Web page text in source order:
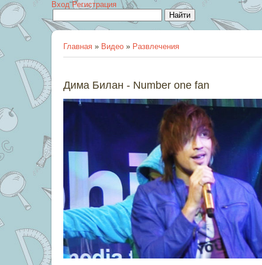
Вход Регистрация
Главная » Видео » Развлечения
Дима Билан - Number one fan